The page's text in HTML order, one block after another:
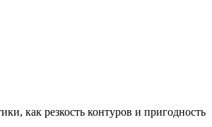
как резкость контуров и пригодность